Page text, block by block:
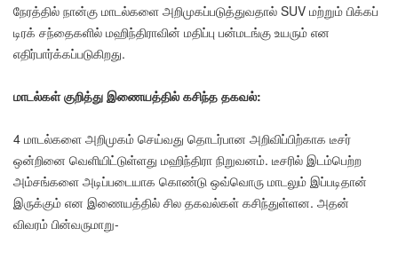
நேரத்தில் நான்கு மாடல்களை அறிமுகப்படுத்துவதால் SUV மற்றும் பிக்கப்
டிரக் சந்தைகளில் மஹிந்திராவின் மதிப்பு பன்மடங்கு உயரும் என
எதிர்பார்க்கப்படுகிறது.
மாடல்கள் குறித்து இணையத்தில் கசிந்த தகவல்:
4 மாடல்களை அறிமுகம் செய்வது தொடர்பான அறிவிப்பிற்காக டீசர்
ஒன்றினை வெளியிட்டுள்ளது மஹிந்திரா நிறுவனம். டீசரில் இடம்பெற்ற
அம்சங்களை அடிப்படையாக கொண்டு ஒவ்வொரு மாடலும் இப்படிதான்
இருக்கும் என இணையத்தில் சில தகவல்கள் கசிந்துள்ளன. அதன்
விவரம் பின்வருமாறு-